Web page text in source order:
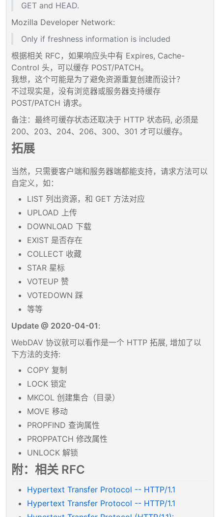
GET and HEAD.
Mozilla Developer Network:
Only if freshness information is included
根据相关 RFC，如果响应头中有 Expires, Cache-
Control 头，可以缓存 POST/PATCH。
我想，这个可能是为了避免资源重复创建而设计？
不过现实是，没有浏览器或服务器支持缓存
POST/PATCH 请求。
备注：最终可缓存状态还取决于 HTTP 状态码, 必须是
200、203、204、206、300、301 才可以缓存。
拓展
当然，只需要客户端和服务器端都能支持，请求方法可以
自定义，如：
LIST 列出资源，和 GET 方法对应
UPLOAD 上传
DOWNLOAD 下载
EXIST 是否存在
COLLECT 收藏
STAR 星标
VOTEUP 赞
VOTEDOWN 踩
等等
Update @ 2020-04-01:
WebDAV 协议就可以看作是一个 HTTP 拓展, 增加了以
下方法的支持:
COPY 复制
LOCK 锁定
MKCOL 创建集合（目录）
MOVE 移动
PROPFIND 查询属性
PROPPATCH 修改属性
UNLOCK 解锁
附：相关 RFC
Hypertext Transfer Protocol -- HTTP/1.1
Hypertext Transfer Protocol -- HTTP/1.1